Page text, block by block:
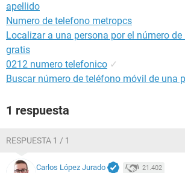
apellido
Numero de telefono metropcs
Localizar a una persona por el número
gratis
0212 numero telefonico ✓
Buscar número de teléfono móvil de una
1 respuesta
RESPUESTA 1 / 1
Carlos López Jurado 21.402